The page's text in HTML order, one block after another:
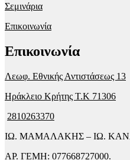
Σεμινάρια
Επικοινωνία
Επικοινωνία
Λεωφ. Εθνικής Αντιστάσεως 13
Ηράκλειο Κρήτης T.K 71306
2810263370
ΙΩ. ΜΑΜΑΛΑΚΗΣ – ΙΩ.
ΑΡ. ΓΕΜΗ: 077668727000.